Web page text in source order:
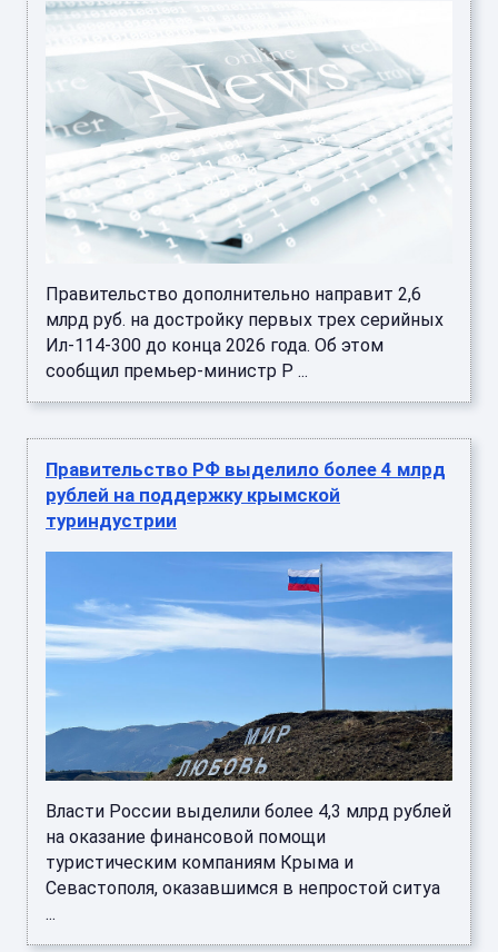
Правительство дополнительно направит 2,6
млрд руб. на достройку первых трех серийных
Ил-114-300 до конца 2026 года. Об этом
сообщил премьер-министр Р ...
Правительство РФ выделило более 4 млрд
рублей на поддержку крымской
туриндустрии
Власти России выделили более 4,3 млрд рублей
на оказание финансовой помощи
туристическим компаниям Крыма и
Севастополя, оказавшимся в непростой ситуа
...